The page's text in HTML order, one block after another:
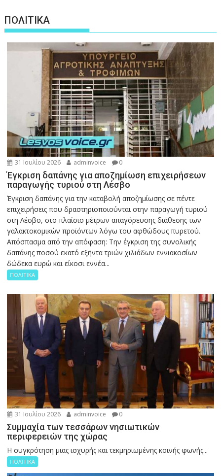
ΠΟΛΙΤΙΚΑ
31 Ιουλίου 2026 adminvoice 0
Έγκριση δαπάνης για αποζημίωση επιχειρήσεων
παραγωγής τυριού στη Λέσβο
Έγκριση δαπάνης για την καταβολή αποζημίωσης σε πέντε
επιχειρήσεις που δραστηριοποιούνται στην παραγωγή τυριού
στη Λέσβο, στο πλαίσιο μέτρων απαγόρευσης διάθεσης των
γαλακτοκομικών προϊόντων λόγω του αφθώδους πυρετού.
Απόσπασμα από την απόφαση: Την έγκριση της συνολικής
δαπάνης ποσού εκατό εξήντα τριών χιλιάδων εννιακοσίων
δώδεκα ευρώ και είκοσι εννέα...
ΠΟΛΙΤΙΚΑ
31 Ιουλίου 2026 adminvoice 0
Συμμαχία των τεσσάρων νησιωτικών
περιφερειών της χώρας
Η συγκρότηση μιας ισχυρής και τεκμηριωμένης κοινής φωνής...
ΠΟΛΙΤΙΚΑ